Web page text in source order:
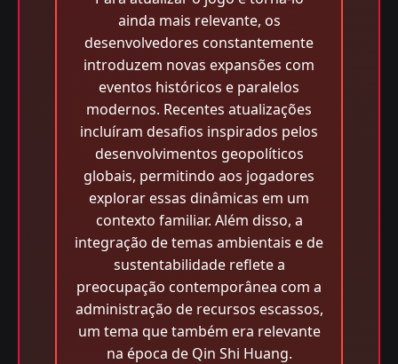
ainda mais relevante, os
desenvolvedores constantemente
introduzem novas expansões com
eventos históricos e paralelos
modernos. Recentes atualizações
incluíram desafios inspirados pelos
desenvolvimentos geopolíticos
globais, permitindo aos jogadores
explorar essas dinâmicas em um
contexto familiar. Além disso, a
integração de temas ambientais e de
sustentabilidade reflete a
preocupação contemporânea com a
administração de recursos escassos,
um tema que também era relevante
na época de Qin Shi Huang.